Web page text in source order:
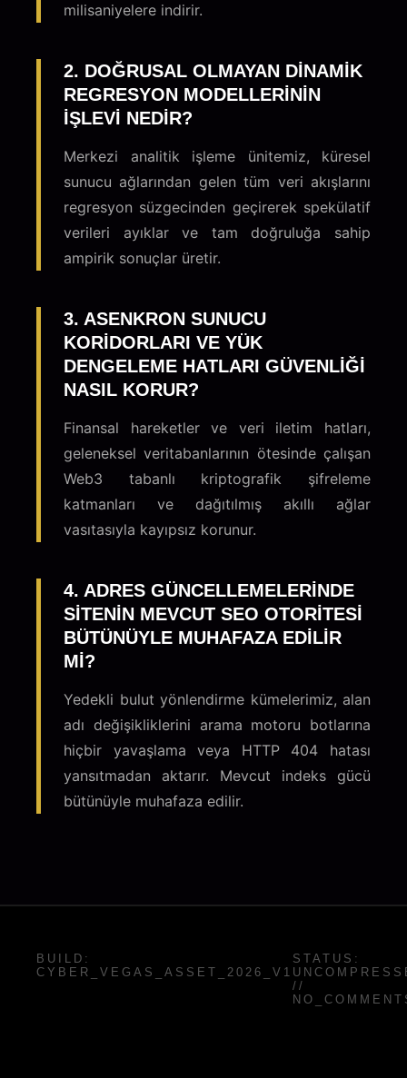
milisaniyelere indirir.
2. DOĞRUSAL OLMAYAN DINAMIK
REGRESYON MODELLERININ
IŞLEVI NEDIR?
Merkezi analitik işleme ünitemiz, küresel
sunucu ağlarından gelen tüm veri akışlarını
regresyon süzgecinden geçirerek spekülatif
verileri ayıklar ve tam doğruluğa sahip
ampirik sonuçlar üretir.
3. ASENKRON SUNUCU
KORIDORLARI VE YÜK
DENGELEME HATLARI GÜVENLIĞI
NASIL KORUR?
Finansal hareketler ve veri iletim hatları,
geleneksel veritabanlarının ötesinde çalışan
Web3 tabanlı kriptografik şifreleme
katmanları ve dağıtılmış akıllı ağlar
vasıtasıyla kayıpsız korunur.
4. ADRES GÜNCELLEMELERINDE
SITENIN MEVCUT SEO OTORITESI
BÜTÜNÜYLE MUHAFAZA EDILIR
MI?
Yedekli bulut yönlendirme kümelerimiz, alan
adı değişikliklerini arama motoru botlarına
hiçbir yavaşlama veya HTTP 404 hatası
yansıtmadan aktarır. Mevcut indeks gücü
bütünüyle muhafaza edilir.
BUILD:
CYBER_VEGAS_ASSET_2026_V1
STATUS:
//